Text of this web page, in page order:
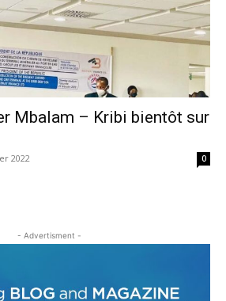
Mbalam – Kribi bientôt sur
2022 0
- Advertisment -